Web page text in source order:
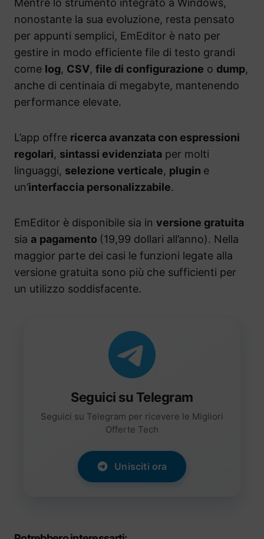
Mentre lo strumento integrato a Windows,
nonostante la sua evoluzione, resta pensato
per appunti semplici, EmEditor è nato per
gestire in modo efficiente file di testo grandi
come log, CSV, file di configurazione o dump,
anche di centinaia di megabyte, mantenendo
performance elevate.
L’app offre ricerca avanzata con espressioni
regolari, sintassi evidenziata per molti
linguaggi, selezione verticale, plugin e
un’interfaccia personalizzabile.
EmEditor è disponibile sia in versione gratuita
sia a pagamento (19,99 dollari all’anno). Nella
maggior parte dei casi le funzioni legate alla
versione gratuita sono più che sufficienti per
un utilizzo soddisfacente.
Seguici su Telegram
Seguici su Telegram per ricevere le Migliori
Offerte Tech
Unisciti ora